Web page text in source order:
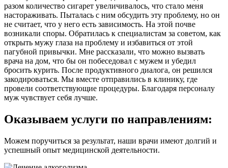
разом количество сигарет увеличивалось, что стало меня
настораживать. Пыталась с ним обсудить эту проблему, но он
не считает, что у него есть зависимость. На этой почве
возникали споры. Обратилась к специалистам за советом, как
открыть мужу глаза на проблему и избавиться от этой
пагубной привычки. Мне рассказали, что можно вызвать
врача на дом, что бы он побеседовал с мужем и убедил
бросить курить. После продуктивного диалога, он решился
закодироваться. Мы вместе отправились в клинику, где
провели соответствующие процедуры. Благодаря персоналу
муж чувствует себя лучше.
Оказываем услуги по направлениям:
Можем поручиться за результат, наши врачи имеют долгий и
успешный опыт медицинской деятельности.